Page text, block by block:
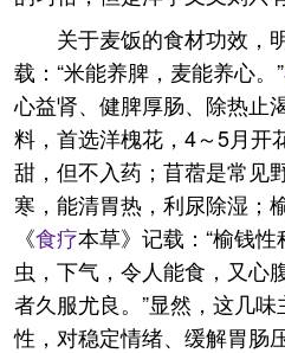
关于麦饭的食材功效，
载：“米能养脾，麦能养心。”
心益肾、健脾厚肠、除热止
料，首选洋槐花，4～5月开
甜，但不入药；苜蓿是常见
寒，能清胃热，利尿除湿；
《食疗本草》记载：“榆钱
虫，下气，令人能食，又心
者久服尤良。”显然，这几
性，对稳定情绪、缓解胃肠